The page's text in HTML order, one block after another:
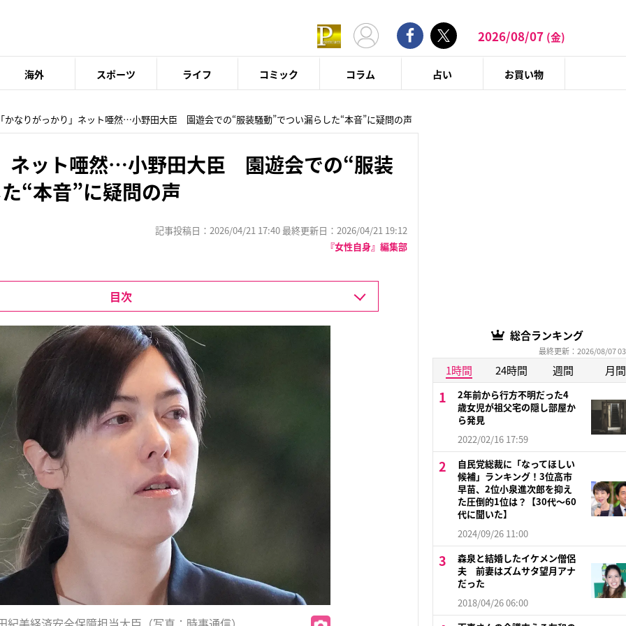
2026/08/07 (金)
海外 スポーツ ライフ コミック コラム 占い お買い物
かなりがっかり」ネット唖然…小野田大臣 園遊会での“服装騒動”でつい漏らした“本音”に疑問の声
ネット唖然…小野田大臣 園遊会での“服装
“本音”に疑問の声
記事投稿日：2026/04/21 17:40 最終更新日：2026/04/21 19:12
『女性自身』編集部
目次
総合ランキング
最終更新：2026/08/07
1時間 24時間 週間 月間
2年前から行方不明だった4
歳女児が祖父宅の隠し部屋か
ら発見
2022/02/16 17:59
自民党総裁に「なってほしい
候補」ランキング！3位高市
早苗、2位小泉進次郎を抑え
た圧倒的1位は？【30代〜60
代に聞いた】
2024/09/26 11:00
森泉と結婚したイケメン僧侶
夫 前妻はズムサタ望月アナ
だった
2018/04/26 06:00